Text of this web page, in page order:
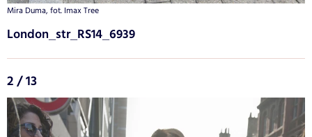
Mira Duma, fot. Imax Tree
London_str_RS14_6939
2 / 13